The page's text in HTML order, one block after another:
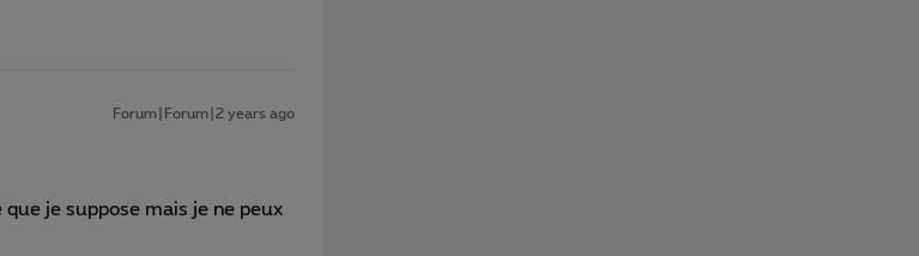
Forum|Forum|2 years ago
que je suppose mais je ne peux